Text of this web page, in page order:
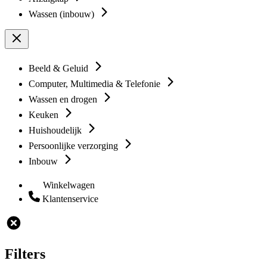
Wassen (inbouw)
Beeld & Geluid
Computer, Multimedia & Telefonie
Wassen en drogen
Keuken
Huishoudelijk
Persoonlijke verzorging
Inbouw
Winkelwagen
Klantenservice
Filters